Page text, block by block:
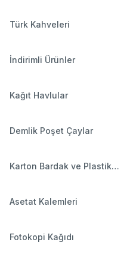
Türk Kahveleri
İndirimli Ürünler
Kağıt Havlular
Demlik Poşet Çaylar
Karton Bardak ve Plastik
Asetat Kalemleri
Fotokopi Kağıdı